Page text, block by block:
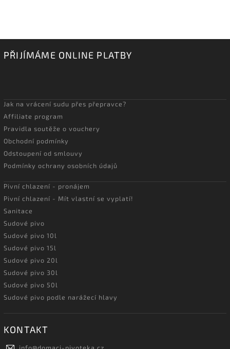
PŘIJÍMÁME ONLINE PLATBY
Jak na vrácení sudu přes přepravce?
Affiliate program
Pravidla soutěže o vouchery
Obchodní podmínky
Odstoupení od smlouvy
Podmínky ochrany osobních údajů
Pivní chlazení - pronájem
Pivní chlazení - Mít vlastní se vyplatí!
Sanitace
Sudové pivo
Sudové pivo 10l
Sudové pivo 15l
Sudové pivo 20l
Sudové pivo 30l
Sudové pivo 50l
Sudové pivo podle narážecí hlavy
KONTAKT